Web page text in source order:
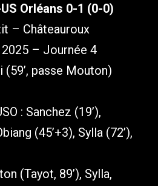
Orléans 0-1 (0-0)
– Châteauroux
– Journée 4
(59’, passe Mouton)
: Sanchez (19’),
(45’+3), Sylla (72’),
(Tayot, 89’), Sylla,